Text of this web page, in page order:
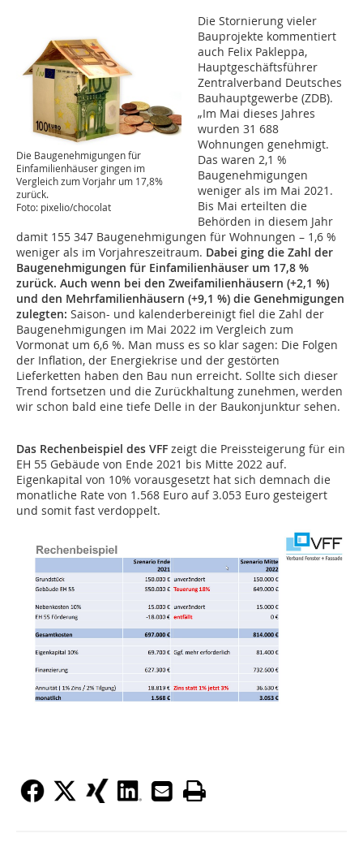
Die Baugenehmigungen für
Einfamilienhäuser gingen im
Vergleich zum Vorjahr um 17,8%
zurück.
Foto: pixelio/chocolat
Die Stornierung vieler
Bauprojekte kommentiert
auch Felix Pakleppa,
Hauptgeschäftsführer
Zentralverband Deutsches
Bauhauptgewerbe (ZDB).
„Im Mai dieses Jahres
wurden 31 688
Wohnungen genehmigt.
Das waren 2,1 %
Baugenehmigungen
weniger als im Mai 2021.
Bis Mai erteilten die
Behörden in diesem Jahr
damit 155 347 Baugenehmigungen für Wohnungen – 1,6 %
weniger als im Vorjahreszeitraum. Dabei ging die Zahl der
Baugenehmigungen für Einfamilienhäuser um 17,8 %
zurück. Auch wenn bei den Zweifamilienhäusern (+2,1 %)
und den Mehrfamilienhäusern (+9,1 %) die Genehmigungen
zulegten: Saison- und kalenderbereinigt fiel die Zahl der
Baugenehmigungen im Mai 2022 im Vergleich zum
Vormonat um 6,6 %. Man muss es so klar sagen: Die Folgen
der Inflation, der Energiekrise und der gestörten
Lieferketten haben den Bau nun erreicht. Sollte sich dieser
Trend fortsetzen und die Zurückhaltung zunehmen, werden
wir schon bald eine tiefe Delle in der Baukonjunktur sehen.
Das Rechenbeispiel des VFF zeigt die Preissteigerung für ein
EH 55 Gebäude von Ende 2021 bis Mitte 2022 auf.
Eigenkapital von 10% vorausgesetzt hat sich demnach die
monatliche Rate von 1.568 Euro auf 3.053 Euro gesteigert
und somit fast verdoppelt.